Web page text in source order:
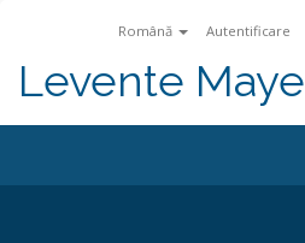
Română Autentificare
Levente